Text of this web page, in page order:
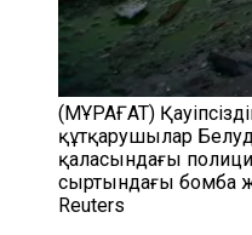
(МҰРАҒАТ)
құтқарушылар
қаласындағы
сыртындағы бомба
Reuters